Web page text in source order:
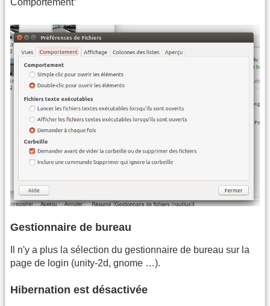
Comportement”
Gestionnaire de bureau
Il n'y a plus la sélection du gestionnaire de bureau sur la
page de login (unity-2d, gnome …).
Hibernation est désactivée